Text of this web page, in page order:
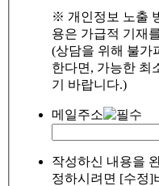
※ 개인정보 노출
용은 가급적 기재
(상담을 위해 불가
한다면, 가능한 최
기 바랍니다.)
메일주소
작성하신 내용을
정하시려면 [수정]